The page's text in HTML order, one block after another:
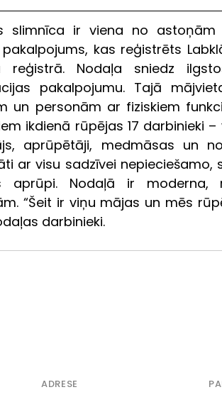
kas reģistrēts
reģistrā. Nodaļa sniedz
pakalpojumu. Tajā
un personām ar fiziskiem
ikdienā rūpējas 17 darbinieki
aprūpētāji, medmāsas un
ar visu sadzīvei
aprūpi. Nodaļā ir
“Šeit ir viņu mājas un mēs
darbinieki.
ADRESE